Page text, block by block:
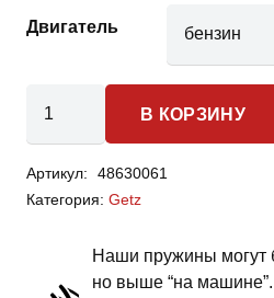
Двигатель
товара
Getz-
пружины
подвески
В КОРЗИНУ
Артикул:
48630061
Категория: Getz
Наши пружины могут
но выше “на